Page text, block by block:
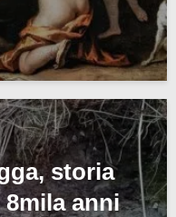
storia
anni